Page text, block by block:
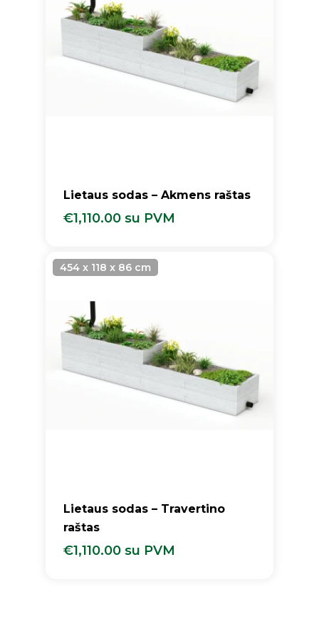
Lietaus sodas – Akmens raštas
€1,110.00 su PVM
Lietaus sodas – Travertino
raštas
€1,110.00 su PVM
454 x 118 x 86 cm